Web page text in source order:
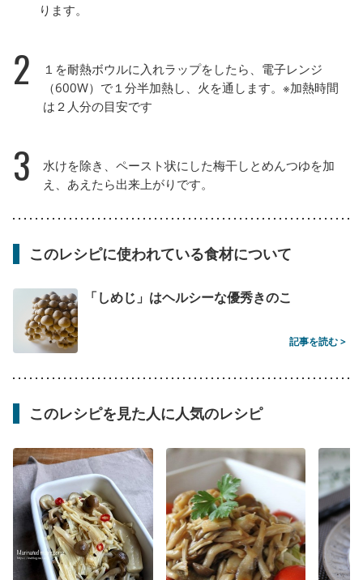
ります。
2
１を耐熱ボウルに入れラップをしたら、電子レンジ
（600W）で１分半加熱し、火を通します。※加熱時間
は２人分の目安です
3
水けを除き、ペースト状にした梅干しとめんつゆを加
え、あえたら出来上がりです。
このレシピに使われている食材について
「しめじ」はヘルシーな優秀きのこ
記事を読む >
このレシピを見た人に人気のレシピ